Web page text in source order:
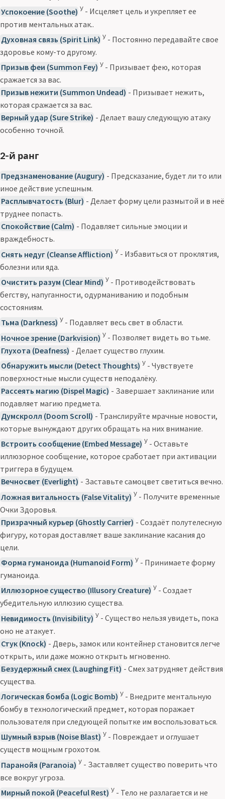
Успокоение (Soothe) У - Исцеляет цель и укрепляет ее
против ментальных атак..
Духовная связь (Spirit Link) У - Постоянно передавайте свое
здоровье кому-то другому.
Призыв феи (Summon Fey) У - Призывает фею, которая
сражается за вас.
Призыв нежити (Summon Undead) - Призывает нежить,
которая сражается за вас.
Верный удар (Sure Strike) - Делает вашу следующую атаку
особенно точной.
2-й ранг
Предзнаменование (Augury) - Предсказание, будет ли то или
иное действие успешным.
Расплывчатость (Blur) - Делает форму цели размытой и в неё
труднее попасть.
Спокойствие (Calm) - Подавляет сильные эмоции и
враждебность.
Снять недуг (Cleanse Affliction) У - Избавиться от проклятия,
болезни или яда.
Очистить разум (Clear Mind) У - Противодействовать
бегству, напуганности, одурманиванию и подобным
состояниям.
Тьма (Darkness) У - Подавляет весь свет в области.
Ночное зрение (Darkvision) У - Позволяет видеть во тьме.
Глухота (Deafness) - Делает существо глухим.
Обнаружить мысли (Detect Thoughts) У - Чувствуете
поверхностные мысли существ неподалёку.
Рассеять магию (Dispel Magic) - Завершает заклинание или
подавляет магию предмета.
Думскролл (Doom Scroll) - Транслируйте мрачные новости,
которые вынуждают других обращать на них внимание.
Встроить сообщение (Embed Message) У - Оставьте
иллюзорное сообщение, которое сработает при активации
триггера в будущем.
Вечносвет (Everlight) - Заставьте самоцвет светиться вечно.
Ложная витальность (False Vitality) У - Получите временные
Очки Здоровья.
Призрачный курьер (Ghostly Carrier) - Создаёт полутелесную
фигуру, которая доставляет ваше заклинание касания до
цели.
Форма гуманоида (Humanoid Form) У - Принимаете форму
гуманоида.
Иллюзорное существо (Illusory Creature) У - Создает
убедительную иллюзию существа.
Невидимость (Invisibility) У - Существо нельзя увидеть, пока
оно не атакует.
Стук (Knock) - Дверь, замок или контейнер становится легче
открыть, или даже можно открыть мгновенно.
Безудержный смех (Laughing Fit) - Смех затрудняет действия
существа.
Логическая бомба (Logic Bomb) У - Внедрите ментальную
бомбу в технологический предмет, которая поражает
пользователя при следующей попытке им воспользоваться.
Шумный взрыв (Noise Blast) У - Повреждает и оглушает
существ мощным грохотом.
Паранойя (Paranoia) У - Заставляет существо поверить что
все вокруг угроза.
Мирный покой (Peaceful Rest) У - Тело не разлагается и не